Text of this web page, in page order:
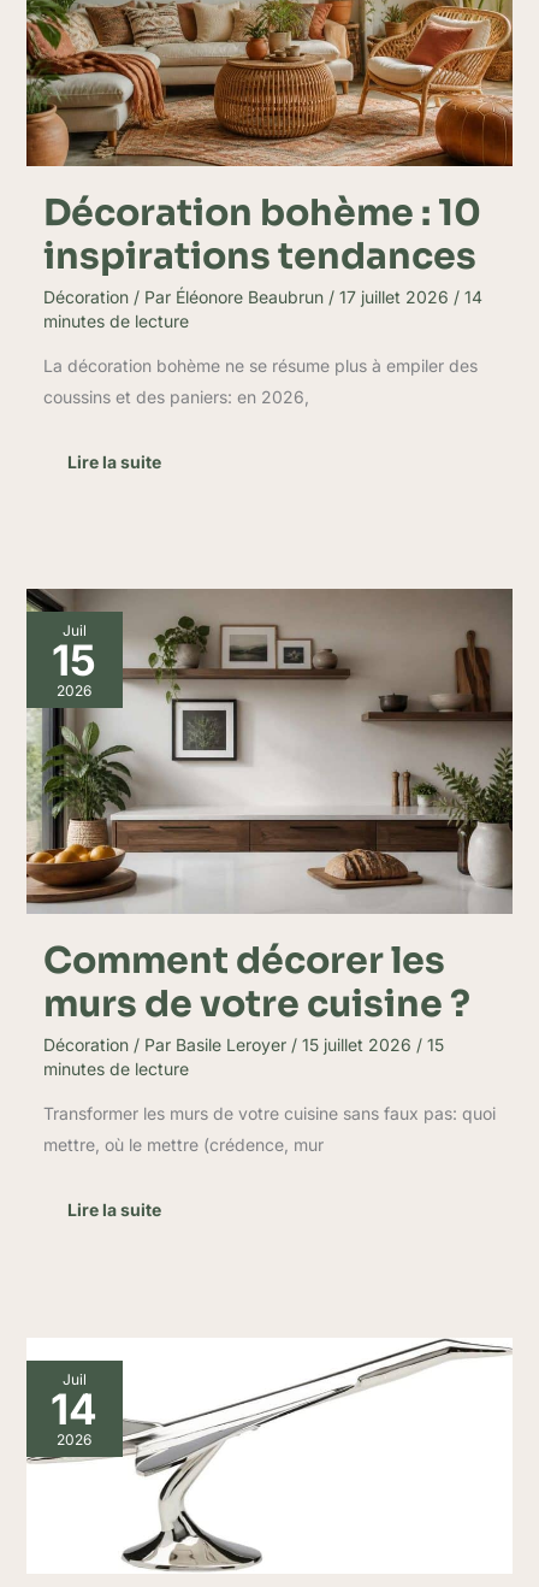
Décoration bohème : 10
inspirations tendances
Décoration/ Par Éléonore Beaubrun / 17 juillet 2026 / 14
minutes de lecture
La décoration bohème ne se résume plus à empiler des
coussins et des paniers: en 2026,
Lire la suite
Juil
15
2026
Comment décorer les
murs de votre cuisine ?
Décoration/ Par Basile Leroyer / 15 juillet 2026 / 15
minutes de lecture
Transformer les murs de votre cuisine sans faux pas: quoi
mettre, où le mettre (crédence, mur
Comment
décorer
les
murs
de
votre
cuisine
?
Lire la suite
Juil
14
2026
Avis
:
objet
design
Concord